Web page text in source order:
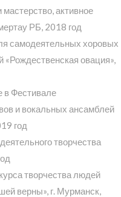
активное
РБ, 2018 год
самодеятельных хоровых
овация»,
в Фестивале
и вокальных ансамблей
год
творчества
творчества людей
верны», г. Мурманск,